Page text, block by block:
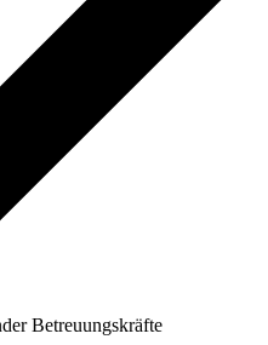
Betreuungskräfte